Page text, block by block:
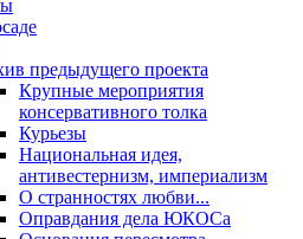
предыдущего проекта
Крупные мероприятия
консервативного толка
Курьезы
Национальная идея,
антивестернизм, империализм
О странностях любви...
Оправдания дела ЮКОСа